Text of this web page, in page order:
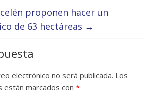
proponen hacer un
de 63 hectáreas →
electrónico no será publicada. Los
están marcados con*